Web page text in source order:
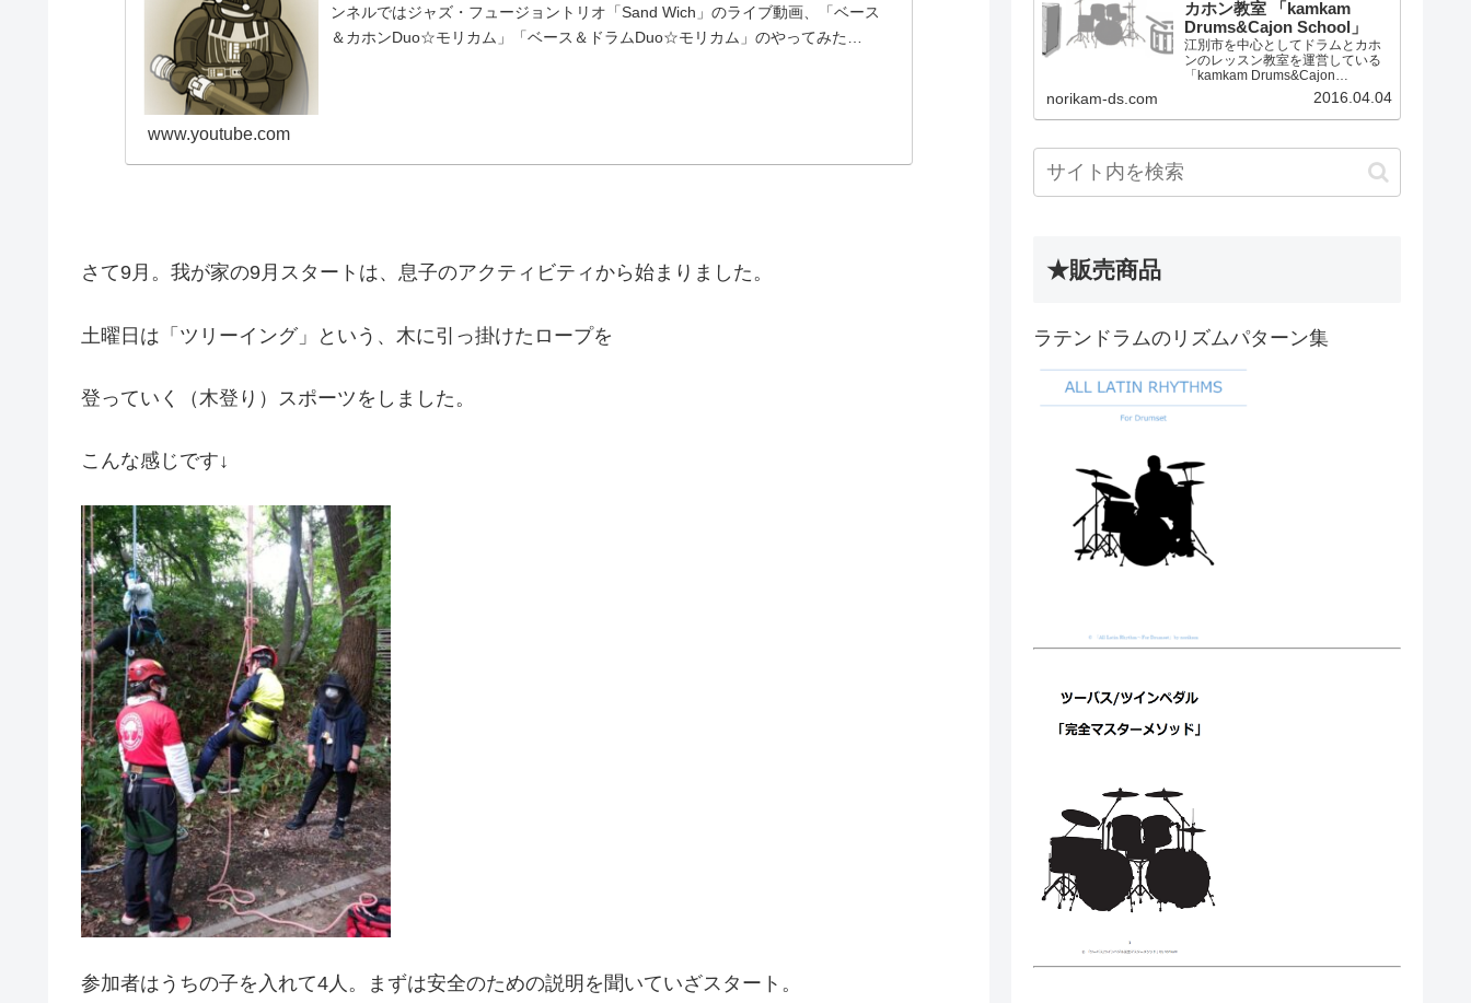
ンネルではジャズ・フュージョントリオ「Sand Wich」のライブ動画、「ベース
＆カホンDuo☆モリカム」「ベース＆ドラムDuo☆モリカム」のやってみた…
www.youtube.com
さて9月。我が家の9月スタートは、息子のアクティビティから始まりました。
土曜日は「ツリーイング」という、木に引っ掛けたロープを
登っていく（木登り）スポーツをしました。
こんな感じです↓
参加者はうちの子を入れて4人。まずは安全のための説明を聞いていざスタート。
カホン教室 「kamkam
Drums&Cajon School」
江別市を中心としてドラムとカホ
ンのレッスン教室を運営している
「kamkam Drums&Cajon
norikam-ds.com 2016.04.04
★販売商品
ラテンドラムのリズムパターン集